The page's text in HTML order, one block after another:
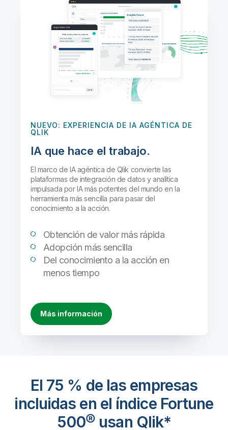
NUEVO: EXPERIENCIA DE IA AGÉNTICA DE
QLIK
IA que hace el trabajo.
El marco de IA agéntica de Qlik convierte las
plataformas de integración de datos y analítica
impulsada por IA más potentes del mundo en la
herramienta más sencilla para pasar del
conocimiento a la acción.
Obtención de valor más rápida
Adopción más sencilla
Del conocimiento a la acción en
menos tiempo
Más información
El 75 % de las empresas
incluidas en el índice Fortune
500® usan Qlik*